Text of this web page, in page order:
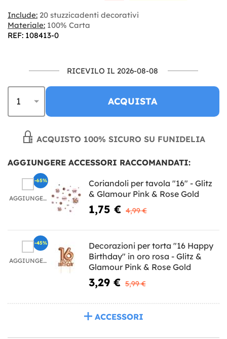
Include: 20 stuzzicadenti decorativi
Materiale: 100% Carta
REF: 108413-0
RICEVILO IL 2026-08-08
ACQUISTA
ACQUISTO 100% SICURO SU FUNIDELIA
AGGIUNGERE ACCESSORI RACCOMANDATI:
AGGIUNGERE
Coriandoli per tavola "16" - Glitz
& Glamour Pink & Rose Gold
1,75 € 4,99 €
-65%
AGGIUNGERE
Decorazioni per torta "16 Happy
Birthday" in oro rosa - Glitz &
Glamour Pink & Rose Gold
3,29 € 5,99 €
-45%
ACCESSORI